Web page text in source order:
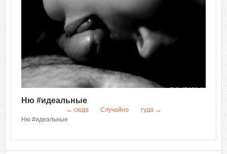
Ню #идеальные
← сюда Случайно
туда →
Ню #идеальные